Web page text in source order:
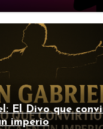
El Divo que
imperio